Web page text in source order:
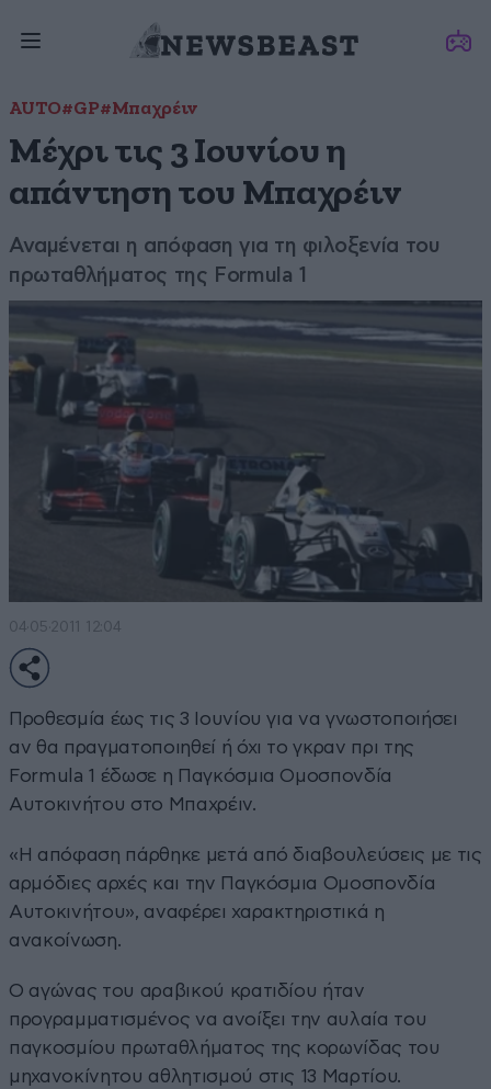
AUTO#GP#Μπαχρέιν
Μέχρι τις 3 Ιουνίου η
απάντηση του Μπαχρέιν
Αναμένεται η απόφαση για τη φιλοξενία του
πρωταθλήματος της Formula 1
04·05·2011 12:04
Προθεσμία έως τις 3 Ιουνίου για να γνωστοποιήσει
αν θα πραγματοποιηθεί ή όχι το γκραν πρι της
Formula 1 έδωσε η Παγκόσμια Ομοσπονδία
Αυτοκινήτου στο Μπαχρέιν.
«Η απόφαση πάρθηκε μετά από διαβουλεύσεις με τις
αρμόδιες αρχές και την Παγκόσμια Ομοσπονδία
Αυτοκινήτου», αναφέρει χαρακτηριστικά η
ανακοίνωση.
Ο αγώνας του αραβικού κρατιδίου ήταν
προγραμματισμένος να ανοίξει την αυλαία του
παγκοσμίου πρωταθλήματος της κορωνίδας του
μηχανοκίνητου αθλητισμού στις 13 Μαρτίου.